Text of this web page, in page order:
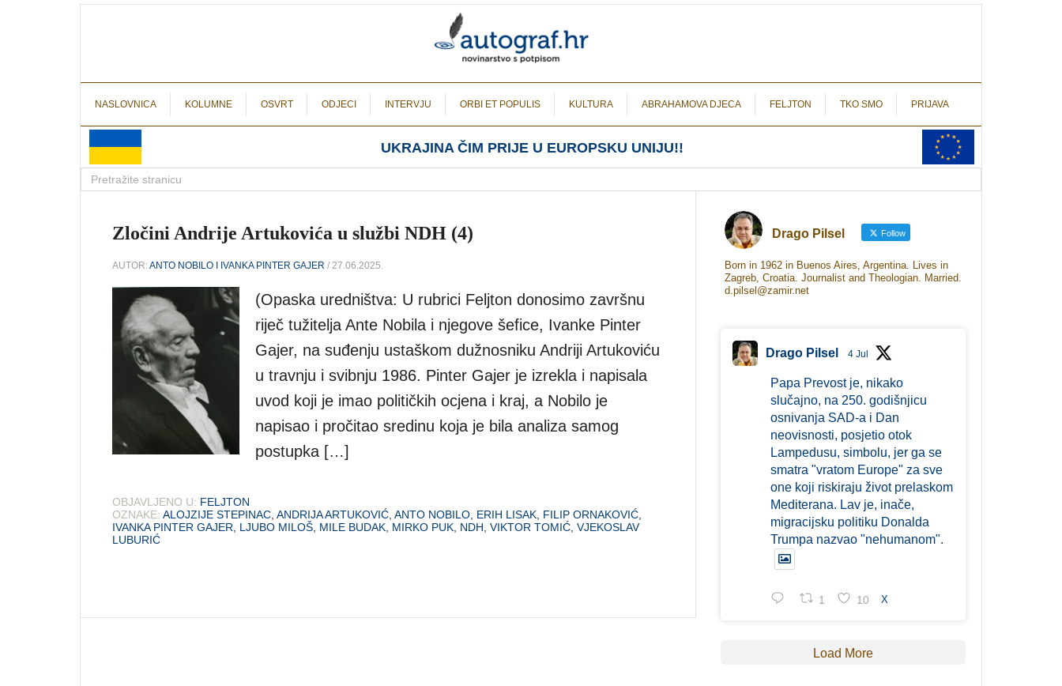
NASLOVNICA KOLUMNE OSVRT ODJECI INTERVJU ORBI ET POPULIS KULTURA ABRAHAMOVA DJECA FELJTON TKO SMO PRIJAVA
UKRAJINA ČIM PRIJE U EUROPSKU UNIJU!!
Zločini Andrije Artukovića u službi NDH (4)
AUTOR:ANTO NOBILO I IVANKA PINTER GAJER / 27.06.2025.
(Opaska uredništva: U rubrici Feljton donosimo završnu
riječ tužitelja Ante Nobila i njegove šefice, Ivanke Pinter
Gajer, na suđenju ustaškom dužnosniku Andriji Artukoviću
u travnju i svibnju 1986. Pinter Gajer je izrekla i napisala
uvod koji je imao političkih ocjena i kraj, a Nobilo je
napisao i pročitao sredinu koja je bila analiza samog
postupka […]
OBJAVLJENO U: FELJTON
OZNAKE: ALOJZIJE STEPINAC ANDRIJA ARTUKOVIĆ ANTO NOBILO ERIH LISAK FILIP ORNAKOVIĆ
IVANKA PINTER GAJER
LJUBO MILOŠ MILE BUDAK MIRKO PUK NDH VIKTOR TOMIĆ VJEKOSLAV
LUBURIĆ
Drago Pilsel Follow
Born in 1962 in Buenos Aires, Argentina. Lives in
Zagreb, Croatia. Journalist and Theologian. Married.
d.pilsel@zamir.net
Drago Pilsel 4 Jul
Papa Prevost je, nikako
slučajno, na 250. godišnjicu
osnivanja SAD-a i Dan
neovisnosti, posjetio otok
Lampedusu, simbolu, jer ga se
smatra "vratom Europe" za sve
one koji riskiraju život prelaskom
Mediterana. Lav je, inače,
migracijsku politiku Donalda
Trumpa nazvao "nehumanom".
1 10 X
Load More